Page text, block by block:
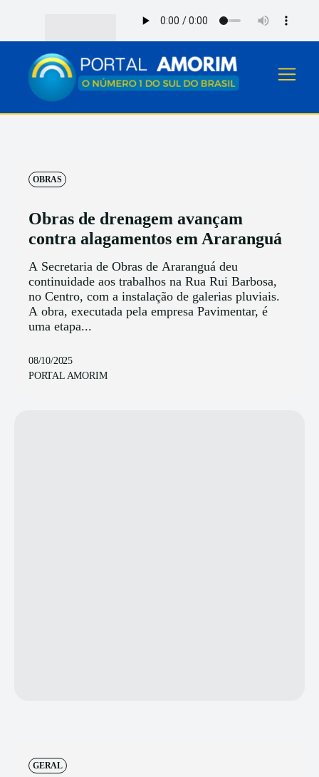
OBRAS
Obras de drenagem avançam
contra alagamentos em Araranguá
A Secretaria de Obras de Araranguá deu
continuidade aos trabalhos na Rua Rui Barbosa,
no Centro, com a instalação de galerias pluviais.
A obra, executada pela empresa Pavimentar, é
uma etapa...
08/10/2025
PORTAL AMORIM
GERAL